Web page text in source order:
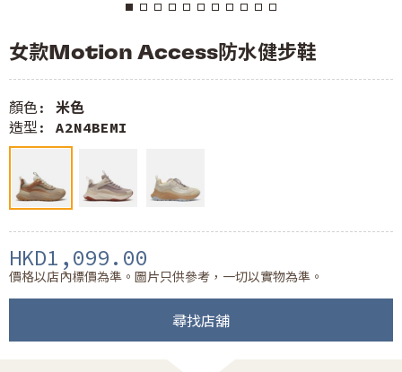
女款Motion Access防水健步鞋
顏色: 米色
造型: A2N4BEMI
HKD1,099.00
價格以店內標價為準。圖片只供參考，一切以實物為準。
尋找店舖